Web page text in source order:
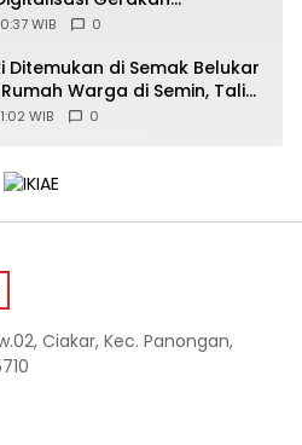
PMII DIY
WIB 0
Ditemukan di Semak Belukar
Warga di Semin, Tali
WIB 0
Ciakar, Kec. Panongan,